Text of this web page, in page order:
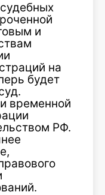
и
на
будет
временной
РФ.